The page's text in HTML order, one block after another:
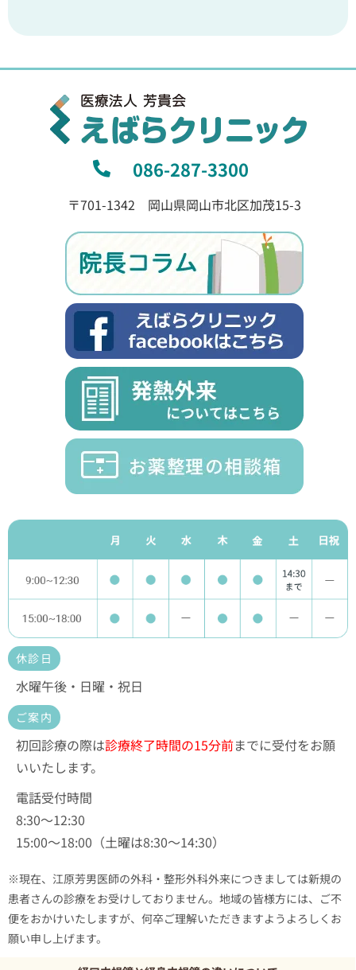
086-287-3300
〒701-1342 岡山県岡山市北区加茂15-3
休診日
水曜午後・日曜・祝日
ご案内
初回診療の際は診療終了時間の15分前までに受付をお願
いいたします。
電話受付時間
8:30～12:30
15:00～18:00（土曜は8:30～14:30）
※現在、江原芳男医師の外科・整形外科外来につきましては新規の
患者さんの診療をお受けしておりません。 地域の皆様方には、ご不
便をおかけいたしますが、何卒ご理解いただきますようよろしくお
願い申し上げます。